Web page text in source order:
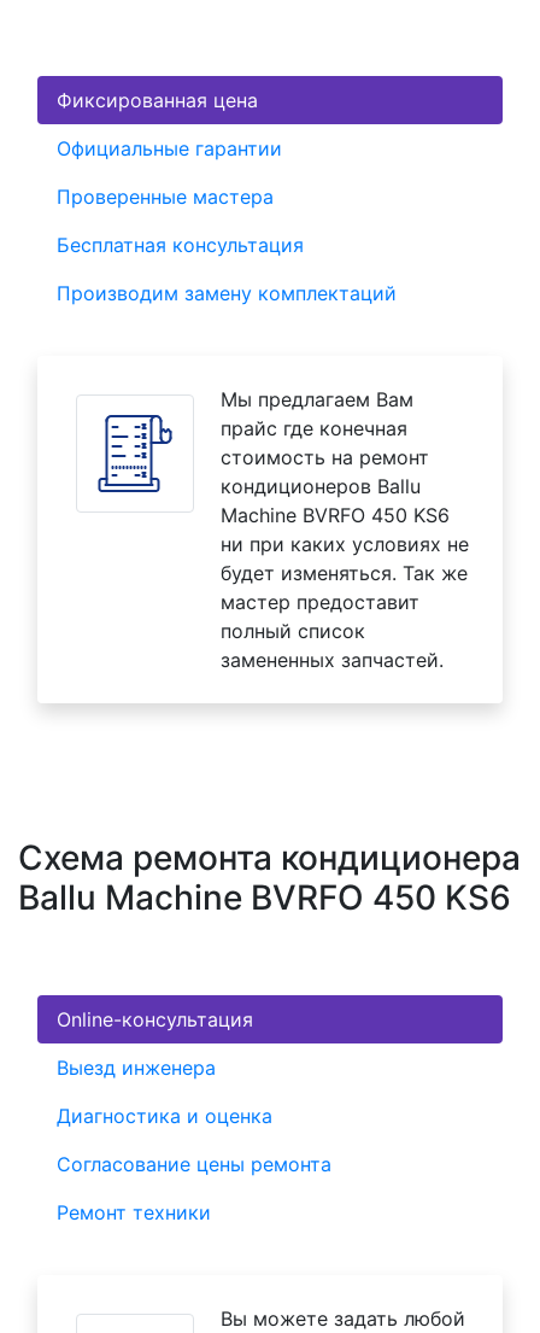
Фиксированная цена
Официальные гарантии
Проверенные мастера
Бесплатная консультация
Производим замену комплектаций
Мы предлагаем Вам
прайс где конечная
стоимость на ремонт
кондиционеров Ballu
Machine BVRFO 450 KS6
ни при каких условиях не
будет изменяться. Так же
мастер предоставит
полный список
замененных запчастей.
Схема ремонта кондиционера
Ballu Machine BVRFO 450 KS6
Online-консультация
Выезд инженера
Диагностика и оценка
Согласование цены ремонта
Ремонт техники
Вы можете задать любой